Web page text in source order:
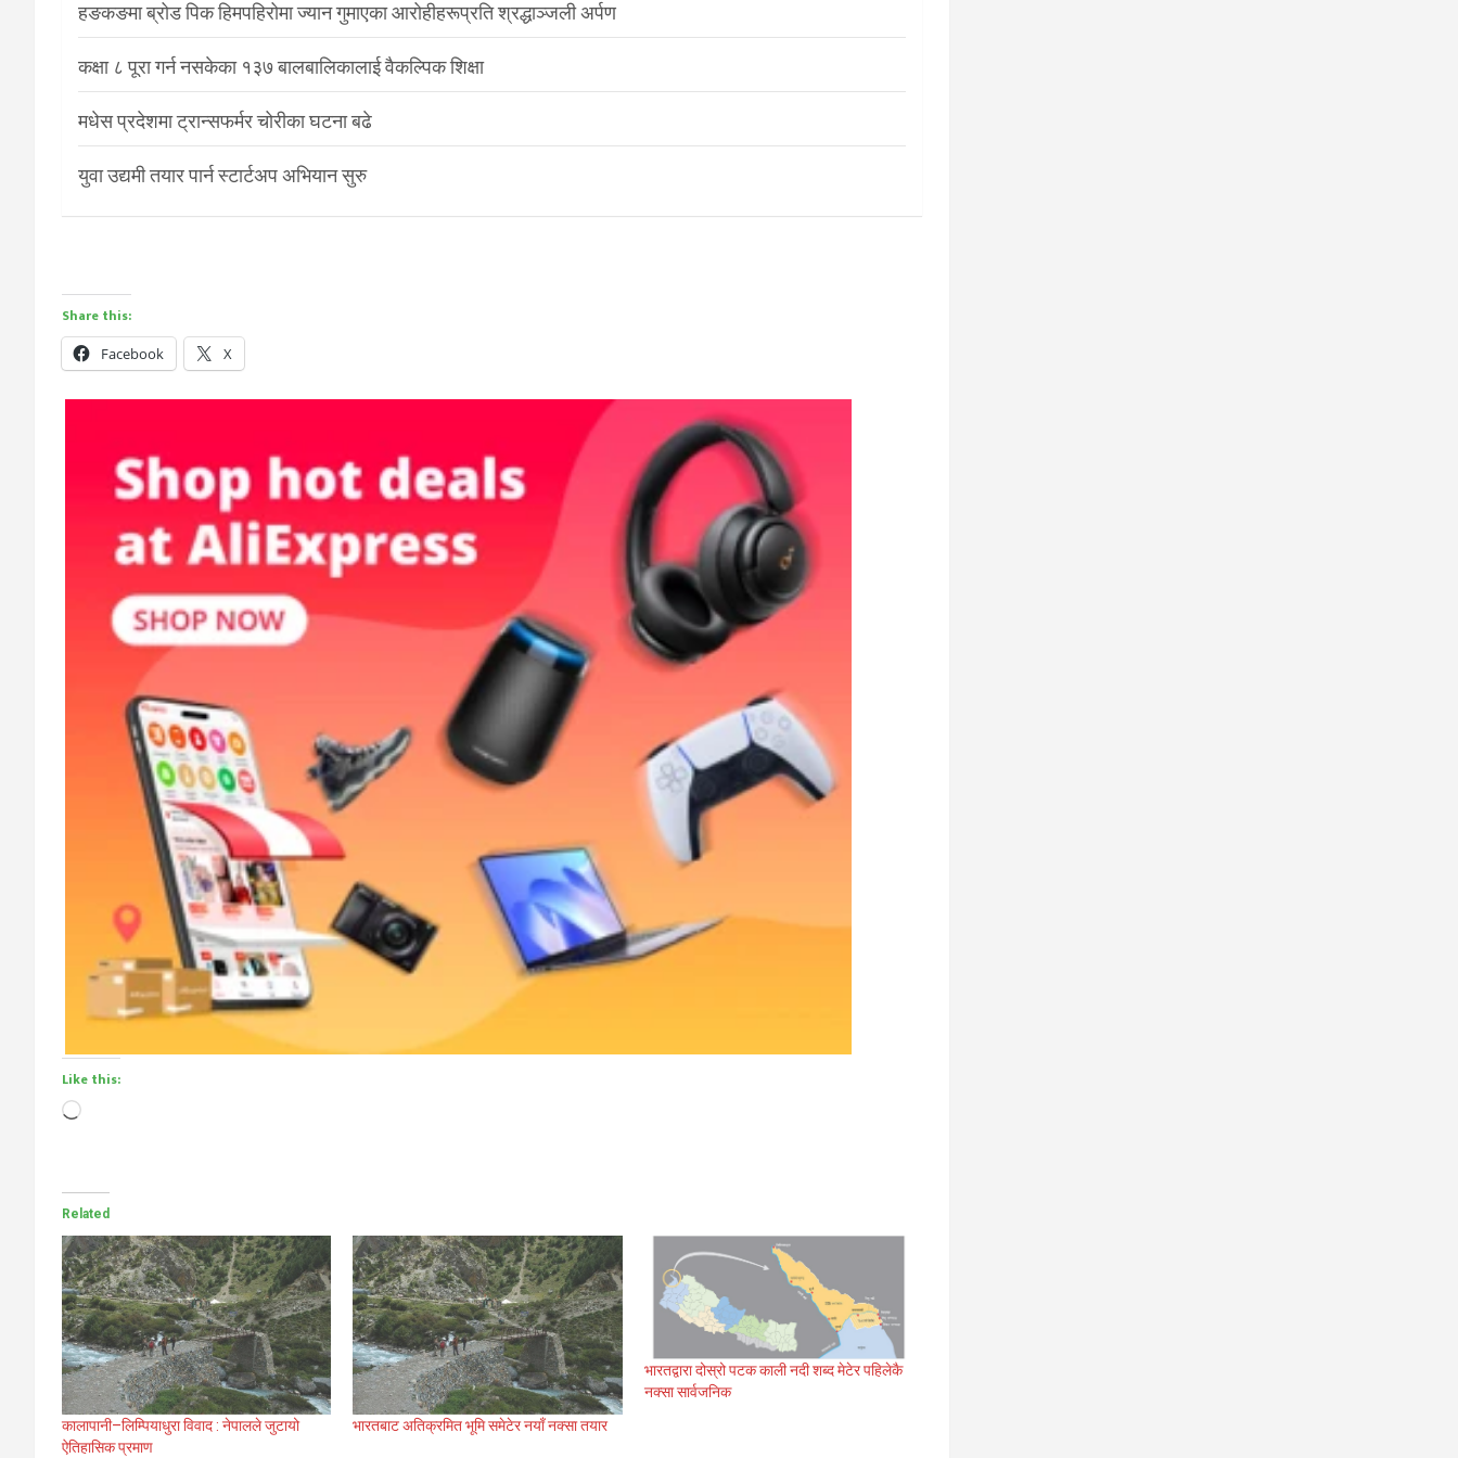
हङकङमा ब्रोड पिक हिमपहिरोमा ज्यान गुमाएका आरोहीहरूप्रति श्रद्धाञ्जली अर्पण
कक्षा ८ पूरा गर्न नसकेका १३७ बालबालिकालाई वैकल्पिक शिक्षा
मधेस प्रदेशमा ट्रान्सफर्मर चोरीका घटना बढे
युवा उद्यमी तयार पार्न स्टार्टअप अभियान सुरु
Share this:
Facebook X
Like this:
Loading…
Related
कालापानी–लिम्पियाधुरा विवाद : नेपालले जुटायो
ऐतिहासिक प्रमाण
भारतबाट अतिक्रमित भूमि समेटेर नयाँ नक्सा तयार
भारतद्वारा दोस्रो पटक काली नदी शब्द मेटेर पहिलेकै
नक्सा सार्वजनिक